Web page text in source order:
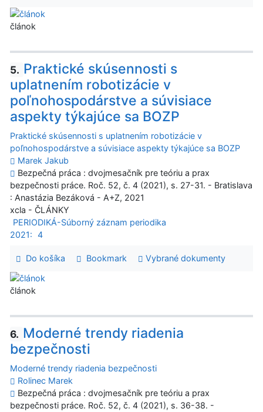
článok
5. Praktické skúsennosti s
uplatnením robotizácie v
poľnohospodárstve a súvisiace
aspekty týkajúce sa BOZP
Praktické skúsennosti s uplatnením robotizácie v
poľnohospodárstve a súvisiace aspekty týkajúce sa BOZP
Marek Jakub
Bezpečná práca : dvojmesačník pre teóriu a prax
bezpečnosti práce. Roč. 52, č. 4 (2021), s. 27-31. - Bratislava
: Anastázia Bezáková - A+Z, 2021
xcla - ČLÁNKY
PERIODIKÁ-Súborný záznam periodika
2021: 4
Do košíka Bookmark Vybrané dokumenty
článok
6. Moderné trendy riadenia
bezpečnosti
Moderné trendy riadenia bezpečnosti
Rolinec Marek
Bezpečná práca : dvojmesačník pre teóriu a prax
bezpečnosti práce. Roč. 52, č. 4 (2021), s. 36-38. -